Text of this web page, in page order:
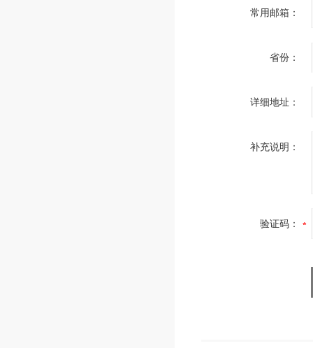
常用邮箱：
省份：
详细地址：
补充说明：
验证码：